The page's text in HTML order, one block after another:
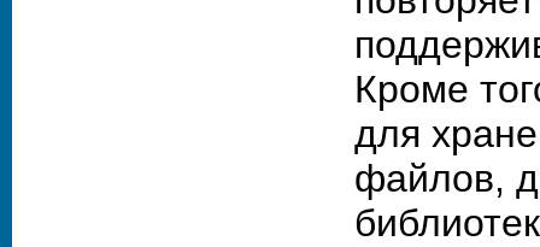
Кроме
для
файлов,